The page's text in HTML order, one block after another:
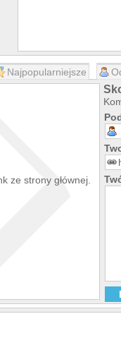
Najpopularniejsze
ze strony głównej.